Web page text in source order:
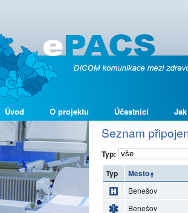
Úvod O projektu Účastníci
Seznam
Typ:
Typ
Město
Benešov
Benešov